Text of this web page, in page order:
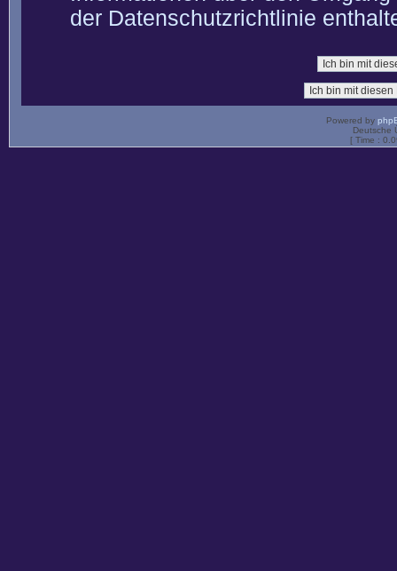
der Datenschutzrichtlinie
Powered by
Deutsche
[ Time :